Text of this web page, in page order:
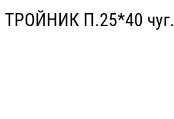
ТРОЙНИК П.25*40 чуг.